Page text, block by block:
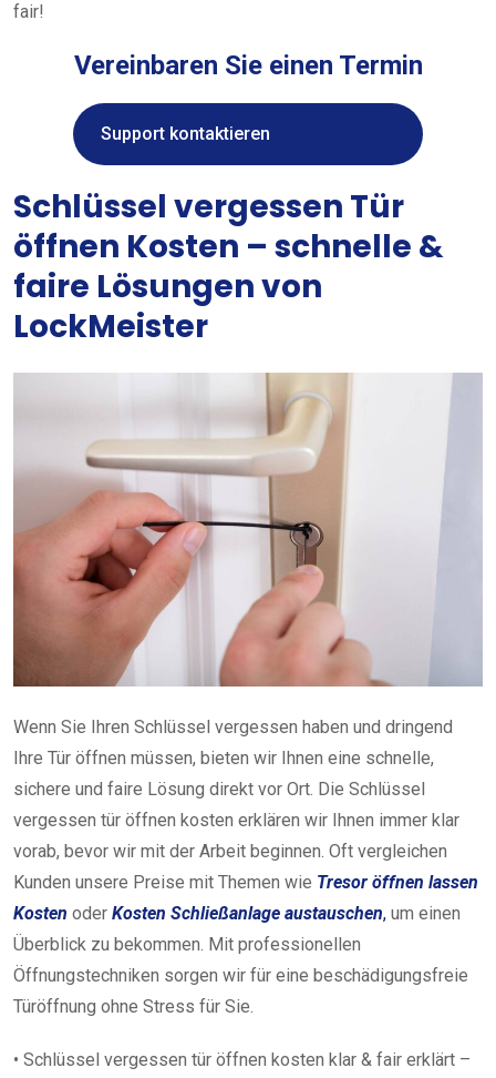
fair!
Vereinbaren Sie einen Termin
Support kontaktieren
Schlüssel vergessen Tür
öffnen Kosten – schnelle &
faire Lösungen von
LockMeister
Wenn Sie Ihren Schlüssel vergessen haben und dringend
Ihre Tür öffnen müssen, bieten wir Ihnen eine schnelle,
sichere und faire Lösung direkt vor Ort. Die Schlüssel
vergessen tür öffnen kosten erklären wir Ihnen immer klar
vorab, bevor wir mit der Arbeit beginnen. Oft vergleichen
Kunden unsere Preise mit Themen wie Tresor öffnen lassen
Kosten oder Kosten Schließanlage austauschen, um einen
Überblick zu bekommen. Mit professionellen
Öffnungstechniken sorgen wir für eine beschädigungsfreie
Türöffnung ohne Stress für Sie.
• Schlüssel vergessen tür öffnen kosten klar & fair erklärt –